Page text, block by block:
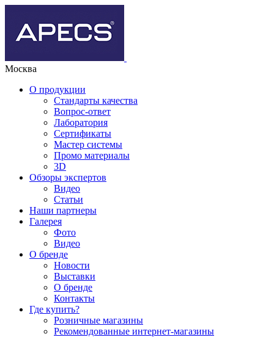
Москва
О продукции
Стандарты качества
Вопрос-ответ
Лаборатория
Сертификаты
Мастер системы
Промо материалы
3D
Обзоры экспертов
Видео
Статьи
Наши партнеры
Галерея
Фото
Видео
О бренде
Новости
Выставки
О бренде
Контакты
Где купить?
Розничные магазины
Рекомендованные интернет-магазины